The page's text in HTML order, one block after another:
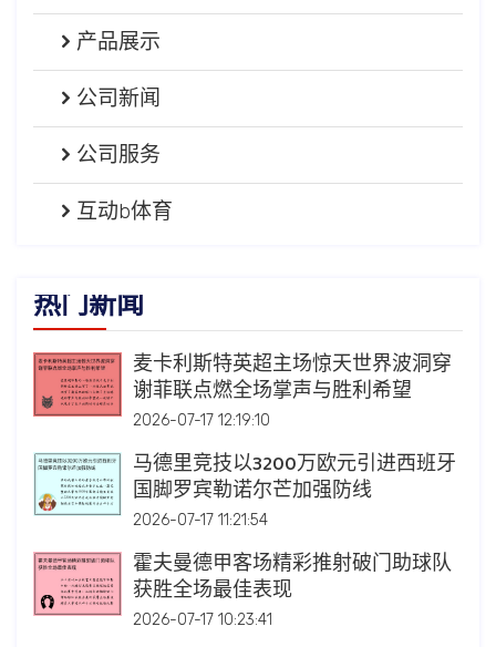
产品展示
公司新闻
公司服务
互动b体育
热门新闻
麦卡利斯特英超主场惊天世界波洞穿
谢菲联点燃全场掌声与胜利希望
2026-07-17 12:19:10
马德里竞技以3200万欧元引进西班牙
国脚罗宾勒诺尔芒加强防线
2026-07-17 11:21:54
霍夫曼德甲客场精彩推射破门助球队
获胜全场最佳表现
2026-07-17 10:23:41